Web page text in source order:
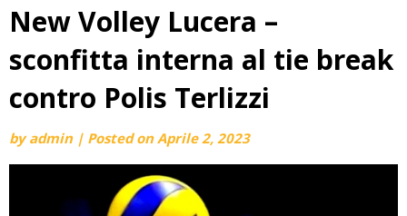
New Volley Lucera –
sconfitta interna al tie break
contro Polis Terlizzi
byadmin | Posted onAprile 2, 2023